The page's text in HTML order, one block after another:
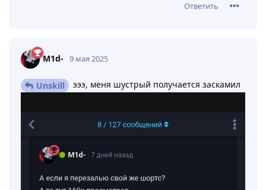
Ответить
M1d- 9 мая 2025
Unskill эээ, меня шустрый получается заскамил